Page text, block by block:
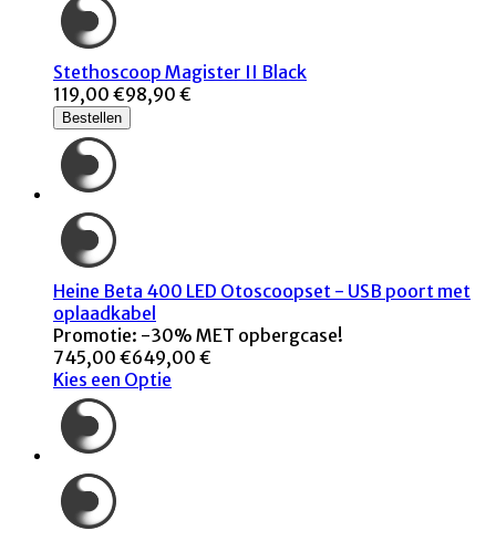
Stethoscoop Magister II Black
119,00 €98,90 €
Bestellen
Heine Beta 400 LED Otoscoopset - USB poort met
oplaadkabel
Promotie: -30% MET opbergcase!
745,00 €649,00 €
Kies een Optie